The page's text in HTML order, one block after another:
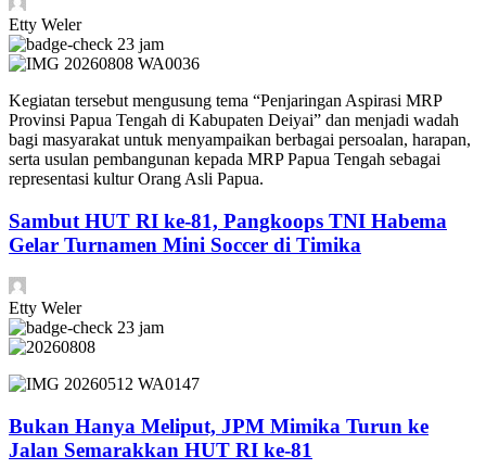
Etty Weler
23 jam
Kegiatan tersebut mengusung tema “Penjaringan Aspirasi MRP
Provinsi Papua Tengah di Kabupaten Deiyai” dan menjadi wadah
bagi masyarakat untuk menyampaikan berbagai persoalan, harapan,
serta usulan pembangunan kepada MRP Papua Tengah sebagai
representasi kultur Orang Asli Papua.
Sambut HUT RI ke-81, Pangkoops TNI Habema
Gelar Turnamen Mini Soccer di Timika
Etty Weler
23 jam
Bukan Hanya Meliput, JPM Mimika Turun ke
Jalan Semarakkan HUT RI ke-81